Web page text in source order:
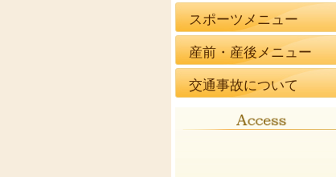
スポーツメニュー
産前・産後メニュー
交通事故について